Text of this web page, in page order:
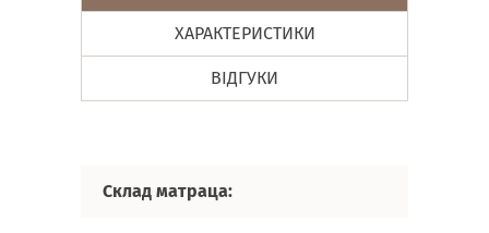
ХАРАКТЕРИСТИКИ
ВІДГУКИ
Склад матраца: